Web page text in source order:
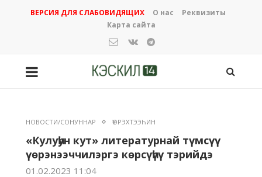
ВЕРСИЯ ДЛЯ СЛАБОВИДЯЩИХ О нас
Реквизиты
Карта сайта
НОВОСТИ/СОНУННАР ҮӨРЭХТЭЭҺИН
«Кулуһун кут» литературнай түмсүү
үөрэнээччилэргэ көрсүһүү тэрийдэ
01.02.2023 11:04